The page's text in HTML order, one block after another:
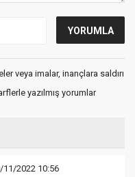
veya imalar, inançlara saldırı
yazılmış yorumlar
11/2022 10:56